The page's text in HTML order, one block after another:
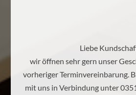
Liebe
wir öffnen sehr gern unser
vorheriger Terminvereinbarung.
mit uns in Verbindung unter